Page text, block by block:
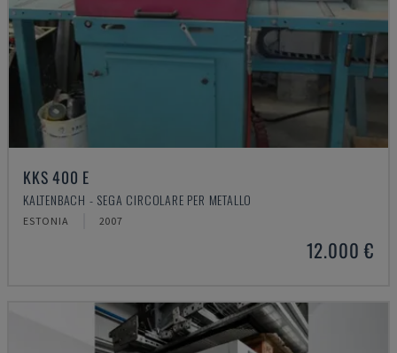
KKS 400 E
KALTENBACH - SEGA CIRCOLARE PER METALLO
ESTONIA 2007
12.000 €